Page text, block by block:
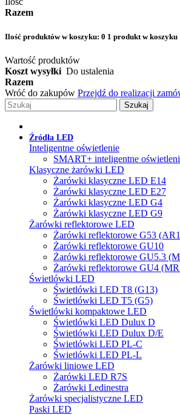
Razem
Ilość produktów w koszyku: 0 1 produkt w koszyku
Wartość produktów
Koszt wysyłki Do ustalenia
Razem
Wróć do zakupów Przejdź do realizacji
Szukaj
Źródła LED
Inteligentne oświetlenie
SMART+ inteligentne
Klasyczne żarówki LED
Żarówki klasyczne LED E14
Żarówki klasyczne LED E27
Żarówki klasyczne LED G4
Żarówki klasyczne LED G9
Żarówki reflektorowe LED
Żarówki reflektorowe G53
Żarówki reflektorowe GU10
Żarówki reflektorowe GU5.3
Żarówki reflektorowe GU4
Świetlówki LED
Świetlówki LED T8 (G13)
Świetlówki LED T5 (G5)
Świetlówki kompaktowe LED
Świetlówki LED Dulux D
Świetlówki LED Dulux D/E
Świetlówki LED PL-C
Świetlówki LED PL-L
Żarówki liniowe LED
Żarówki LED R7S
Żarówki Ledinestra
Żarówki specjalistyczne LED
Paski LED